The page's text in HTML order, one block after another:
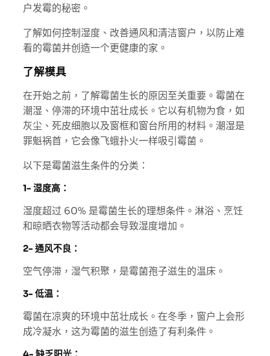
户发霉的秘密。
了解如何控制湿度、改善通风和清洁窗户，以防止难
看的霉菌并创造一个更健康的家。
了解模具
在开始之前，了解霉菌生长的原因至关重要。霉菌在
潮湿、停滞的环境中茁壮成长。它以有机物为食，如
灰尘、死皮细胞以及窗框和窗台所用的材料。潮湿是
罪魁祸首，它会像飞蛾扑火一样吸引霉菌。
以下是霉菌滋生条件的分类：
1- 湿度高：
湿度超过 60% 是霉菌生长的理想条件。淋浴、烹饪
和晾晒衣物等活动都会导致湿度增加。
2- 通风不良：
空气停滞，湿气积聚，是霉菌孢子滋生的温床。
3- 低温：
霉菌在凉爽的环境中茁壮成长。在冬季，窗户上会形
成冷凝水，这为霉菌的滋生创造了有利条件。